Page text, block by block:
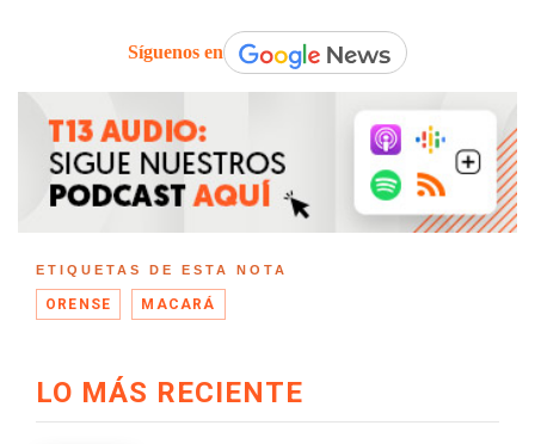
Síguenos en
ETIQUETAS DE ESTA NOTA
ORENSE MACARÁ
LO MÁS RECIENTE